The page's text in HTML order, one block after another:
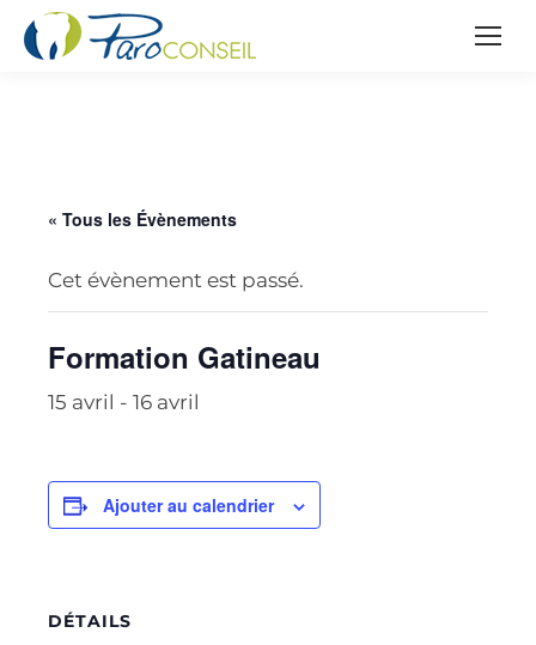
« Tous les Évènements
Cet évènement est passé.
Formation Gatineau
15 avril - 16 avril
Ajouter au calendrier
DÉTAILS